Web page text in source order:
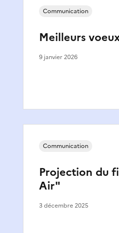
Meilleurs
Communication
9 janvier 2026
Projection du
Air"
Communication
3 décembre 2025